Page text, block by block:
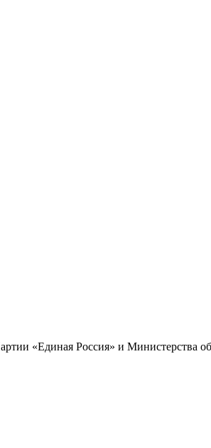
«Единая Россия» и Министерства